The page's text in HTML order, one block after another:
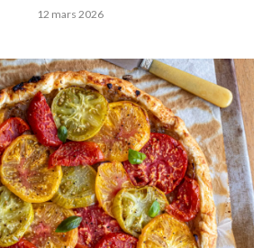
12 mars 2026